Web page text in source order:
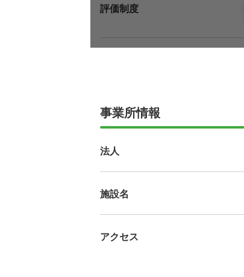
評価制度
事業所情報
法人
施設名
アクセス